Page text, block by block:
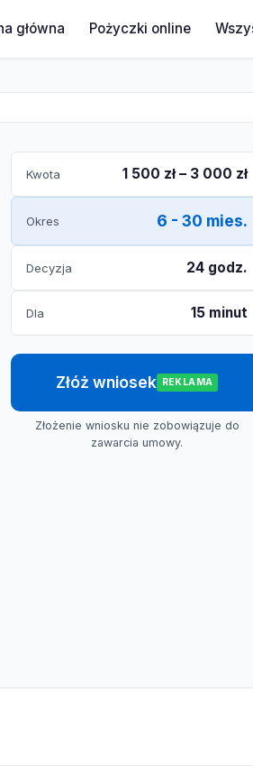
główna Pożyczki online
Kwota 1 500 zł – 3 000 zł
Okres 6 - 30 mies.
Decyzja 24 godz.
Dla 15 minut
Złóż wniosek REKLAMA
Złożenie wniosku nie zobowiązuje do
zawarcia umowy.